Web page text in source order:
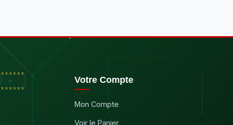
Votre Compte
Mon Compte
Voir le Panier